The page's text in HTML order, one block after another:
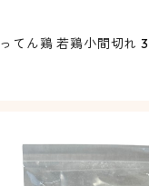
てん鶏 若鶏小間切れ